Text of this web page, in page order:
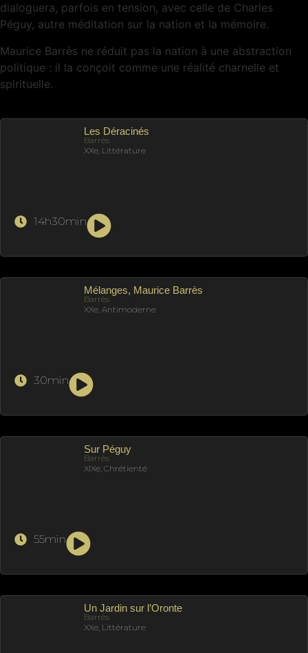
dialoguera, parfois en tension, avec celle de Charles
Péguy, autre méditation sur la nation et la mémoire.
Maurice Barrès ne réduit pas la nation à une abstraction
politique : il la conçoit comme une réalité charnelle et
spirituelle.
Les Déracinés
Barrès
XXe, Littérature
14h30min
Mélanges, Maurice Barrès
Barrès
XXe, Antimoderne
30min
Sur Péguy
Barrès
XIXe, Chrétienté
55min
Un Jardin sur l’Oronte
Barrès
XXe, Littérature